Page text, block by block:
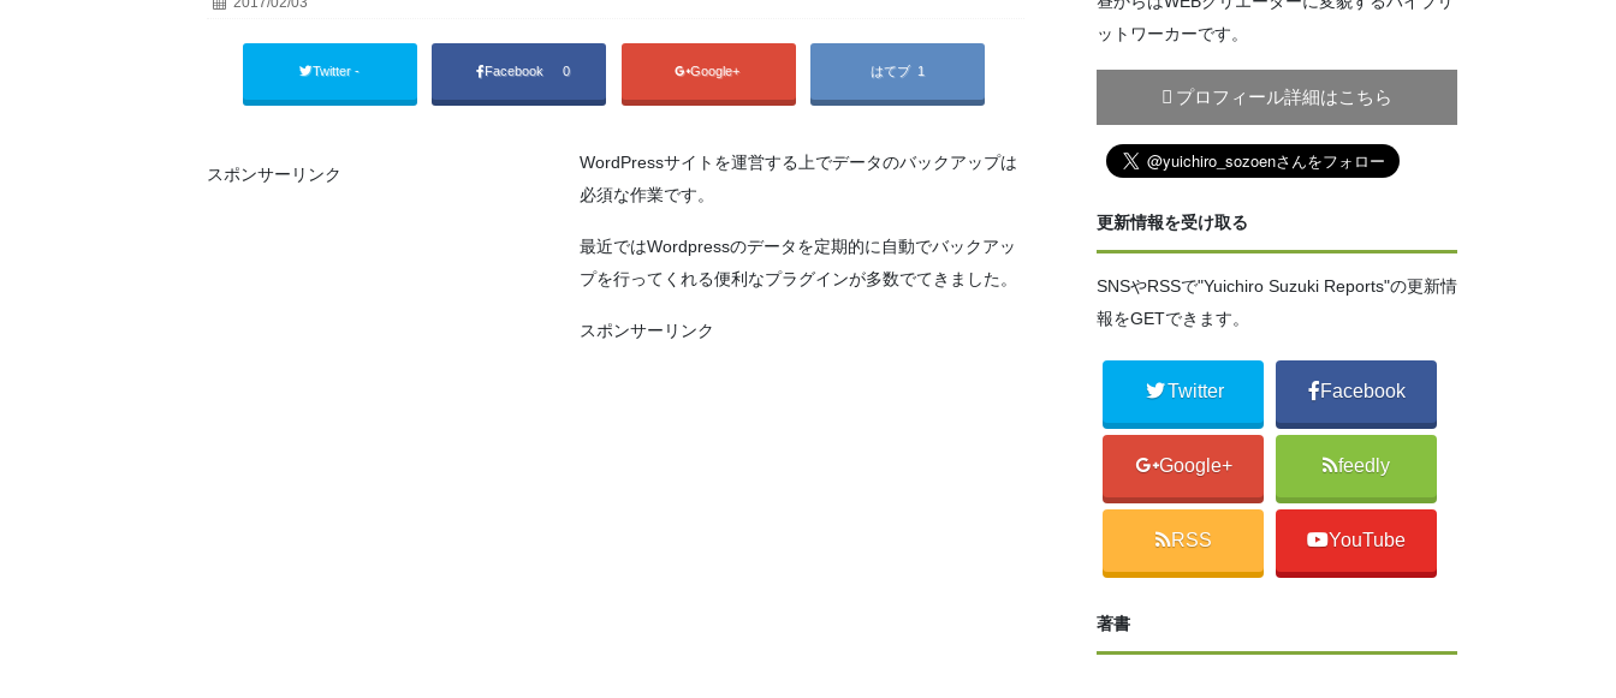
Twitter - Facebook 0 Google+ はてブ 1
スポンサーリンク
WordPressサイトを運営する上でデータのバックアップは
必須な作業です。
最近ではWordpressのデータを定期的に自動でバックアッ
プを行ってくれる便利なプラグインが多数でてきました。
スポンサーリンク
ットワーカーです。
プロフィール詳細はこちら
更新情報を受け取る
SNSやRSSで"Yuichiro Suzuki Reports"の更新情
報をGETできます。
Twitter Facebook
Google+ feedly
RSS YouTube
著書